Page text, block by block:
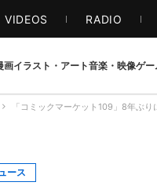
VIDEOS RADIO
画イラスト・アート音楽・映像ゲー
「コミックマーケット109」8年ぶ
ース